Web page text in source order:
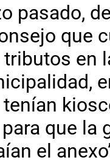
pasado,
que
en
que
el